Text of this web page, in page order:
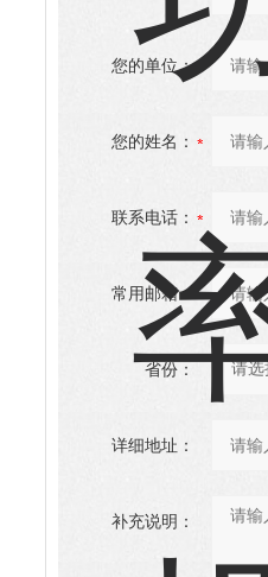
您的单位：
您的姓名：
联系电话：
常用邮箱：
省份：
详细地址：
补充说明：